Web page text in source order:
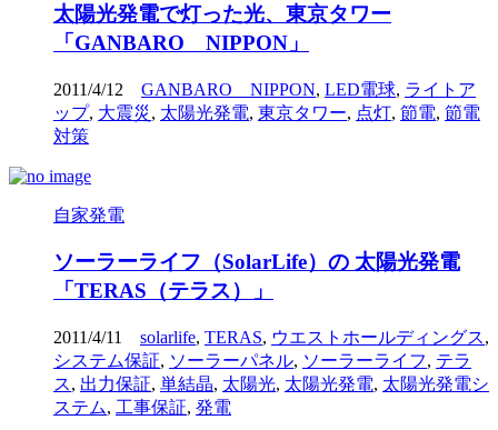
太陽光発電で灯った光、東京タワー
「GANBARO NIPPON」
2011/4/12 GANBARO NIPPON, LED電球, ライトア
ップ, 大震災, 太陽光発電, 東京タワー, 点灯, 節電, 節電
対策
自家発電
ソーラーライフ（SolarLife）の 太陽光発電
「TERAS（テラス）」
2011/4/11 solarlife, TERAS, ウエストホールディングス,
システム保証, ソーラーパネル, ソーラーライフ, テラ
ス, 出力保証, 単結晶, 太陽光, 太陽光発電, 太陽光発電シ
ステム, 工事保証, 発電